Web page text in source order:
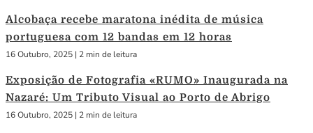
Alcobaça recebe maratona inédita de música
portuguesa com 12 bandas em 12 horas
16 Outubro, 2025 | 2 min de leitura
Exposição de Fotografia «RUMO» Inaugurada na
Nazaré: Um Tributo Visual ao Porto de Abrigo
16 Outubro, 2025 | 2 min de leitura